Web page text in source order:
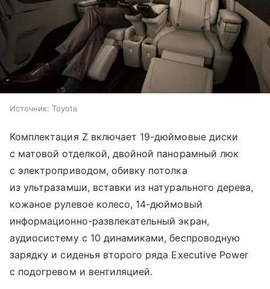
Источник: Toyota
Комплектация Z включает 19-дюймовые диски
с матовой отделкой, двойной панорамный люк
с электроприводом, обивку потолка
из ультразамши, вставки из натурального дерева,
кожаное рулевое колесо, 14-дюймовый
информационно-развлекательный экран,
аудиосистему с 10 динамиками, беспроводную
зарядку и сиденья второго ряда Executive Power
с подогревом и вентиляцией.